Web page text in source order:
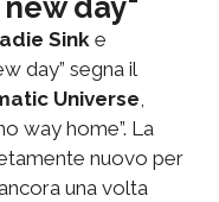
day"
Sinke
day” segna il
Universe,
way home”. La
nuovo per
una volta